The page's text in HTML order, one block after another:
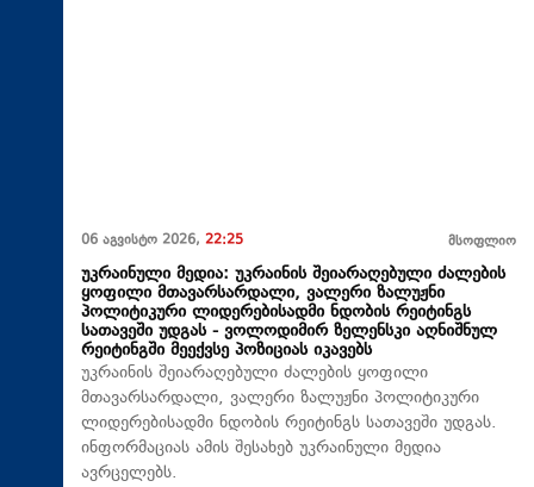
06 აგვისტო 2026, 22:25 მსოფლიო
უკრაინული მედია: უკრაინის შეიარაღებული ძალების
ყოფილი მთავარსარდალი, ვალერი ზალუჟნი
პოლიტიკური ლიდერებისადმი ნდობის რეიტინგს
სათავეში უდგას - ვოლოდიმირ ზელენსკი აღნიშნულ
რეიტინგში მეექვსე პოზიციას იკავებს
უკრაინის შეიარაღებული ძალების ყოფილი
მთავარსარდალი, ვალერი ზალუჟნი პოლიტიკური
ლიდერებისადმი ნდობის რეიტინგს სათავეში უდგას.
ინფორმაციას ამის შესახებ უკრაინული მედია
ავრცელებს.